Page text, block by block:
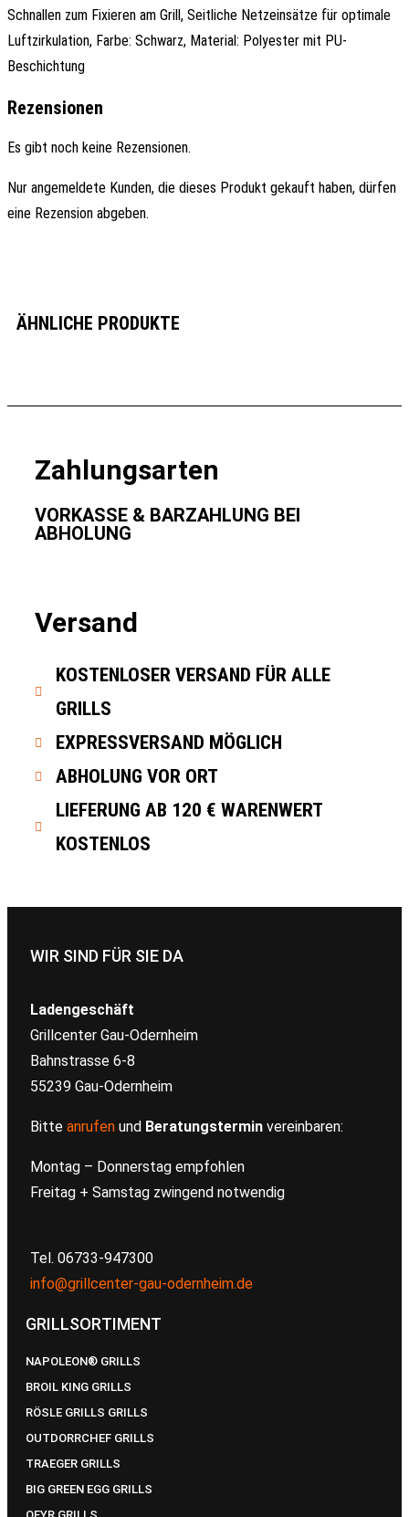
Schnallen zum Fixieren am Grill, Seitliche Netzeinsätze für optimale
Luftzirkulation, Farbe: Schwarz, Material: Polyester mit PU-
Beschichtung
Rezensionen
Es gibt noch keine Rezensionen.
Nur angemeldete Kunden, die dieses Produkt gekauft haben, dürfen
eine Rezension abgeben.
ÄHNLICHE PRODUKTE
Zahlungsarten
VORKASSE & BARZAHLUNG BEI
ABHOLUNG
Versand
KOSTENLOSER VERSAND FÜR ALLE
GRILLS
EXPRESSVERSAND MÖGLICH
ABHOLUNG VOR ORT
LIEFERUNG AB 120 € WARENWERT
KOSTENLOS
WIR SIND FÜR SIE DA
Ladengeschäft
Grillcenter Gau-Odernheim
Bahnstrasse 6-8
55239 Gau-Odernheim
Bitte anrufen und Beratungstermin vereinbaren:
Montag – Donnerstag empfohlen
Freitag + Samstag zwingend notwendig
Tel. 06733-947300
info@grillcenter-gau-odernheim.de
GRILLSORTIMENT
NAPOLEON® GRILLS
BROIL KING GRILLS
RÖSLE GRILLS GRILLS
OUTDORRCHEF GRILLS
TRAEGER GRILLS
BIG GREEN EGG GRILLS